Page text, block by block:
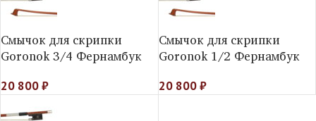
Смычок для скрипки
Goronok 3/4 Фернамбук
20 800₽
Смычок для скрипки
Goronok 1/2 Фернамбук
20 800₽